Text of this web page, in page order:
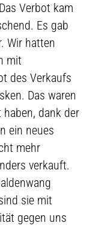
Verbot kam
Es gab
Wir hatten
mit
des Verkaufs
Das waren
dank der
ein neues
mehr
verkauft.
sie mit
gegen uns